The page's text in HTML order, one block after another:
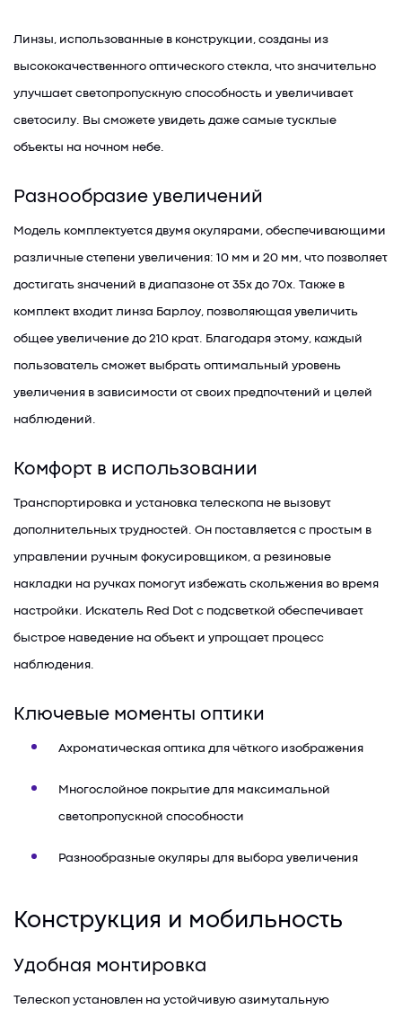
Линзы, использованные в конструкции, созданы из
высококачественного оптического стекла, что значительно
улучшает светопропускную способность и увеличивает
светосилу. Вы сможете увидеть даже самые тусклые
объекты на ночном небе.
Разнообразие увеличений
Модель комплектуется двумя окулярами, обеспечивающими
различные степени увеличения: 10 мм и 20 мм, что позволяет
достигать значений в диапазоне от 35x до 70x. Также в
комплект входит линза Барлоу, позволяющая увеличить
общее увеличение до 210 крат. Благодаря этому, каждый
пользователь сможет выбрать оптимальный уровень
увеличения в зависимости от своих предпочтений и целей
наблюдений.
Комфорт в использовании
Транспортировка и установка телескопа не вызовут
дополнительных трудностей. Он поставляется с простым в
управлении ручным фокусировщиком, а резиновые
накладки на ручках помогут избежать скольжения во время
настройки. Искатель Red Dot с подсветкой обеспечивает
быстрое наведение на объект и упрощает процесс
наблюдения.
Ключевые моменты оптики
Ахроматическая оптика для чёткого изображения
Многослойное покрытие для максимальной
светопропускной способности
Разнообразные окуляры для выбора увеличения
Конструкция и мобильность
Удобная монтировка
Телескоп установлен на устойчивую азимутальную